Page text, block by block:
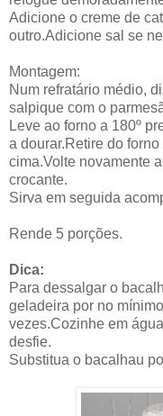
Adicione o creme de
outro.Adicione sal se
Montagem:
Num refratário médio,
salpique com o
Leve ao forno a 180º
a dourar.Retire do
cima.Volte novamente
crocante.
Sirva em seguida
Rende 5 porções.
Dica:
Para dessalgar o
geladeira por no
vezes.Cozinhe em
desfie.
Substitua o bacalhau